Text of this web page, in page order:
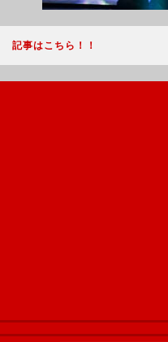
記事はこちら！！